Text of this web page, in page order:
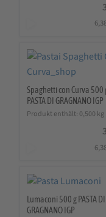
Spaghetti con Curva 500
PASTA DI GRAGNANO IGP
Produkt enthält: 0,500 kg
Lumaconi 500 g PASTA DI
GRAGNANO IGP